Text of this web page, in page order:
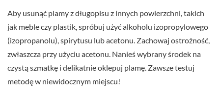
Aby usunąć plamy z długopisu z innych powierzchni, takich
jak meble czy plastik, spróbuj użyć alkoholu izopropylowego
(izopropanolu), spirytusu lub acetonu. Zachowaj ostrożność,
zwłaszcza przy użyciu acetonu. Nanieś wybrany środek na
czystą szmatkę i delikatnie oklepuj plamę. Zawsze testuj
metodę w niewidocznym miejscu!